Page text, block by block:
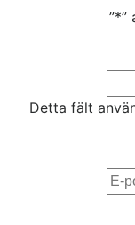
”*”
Detta fält